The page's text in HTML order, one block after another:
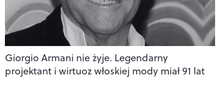
Giorgio Armani nie żyje. Legendarny
projektant i wirtuoz włoskiej mody miał 91 lat